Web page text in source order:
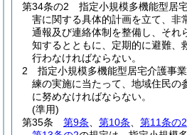
第34条の2
指定小規模多機能型居
害に関する具体的計画を立て、非
通報及び連絡体制を整備し、それ
知するとともに、定期的に避難、
行わなければならない。
2
指定小規模多機能型居宅介護事業
練の実施に当たって、地域住民の
に努めなければならない。
(準用)
第35条
第9条 第10条 第11条の2